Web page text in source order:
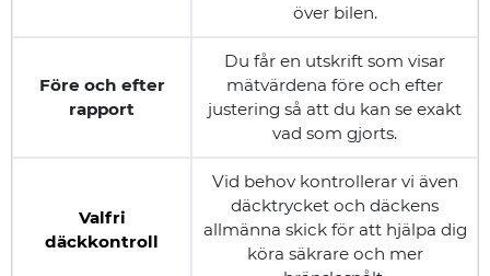
över bilen.
Före och efter
rapport
Du får en utskrift som visar
mätvärdena före och efter
justering så att du kan se exakt
vad som gjorts.
Valfri
däckkontroll
Vid behov kontrollerar vi även
däcktrycket och däckens
allmänna skick för att hjälpa dig
köra säkrare och mer